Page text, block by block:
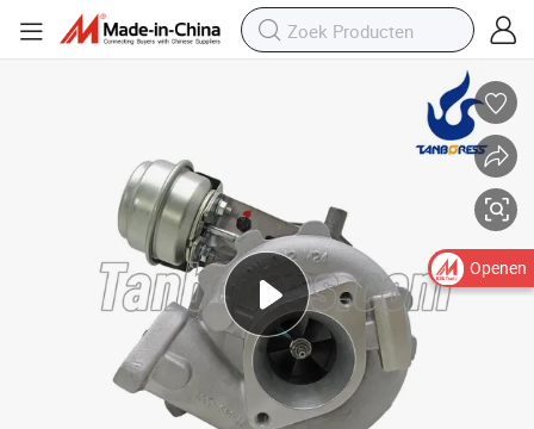
EB70B 769708 turbo voor Nissan Navara 2.5 met YD25DDTi Motor
Hoge Kwaliteit GT2056V Diesel Turbocharger 767720-1 14411-EB70A
Openen